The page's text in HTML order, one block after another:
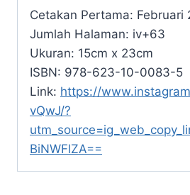
Cetakan Pertama: Februari
Jumlah Halaman: iv+63
Ukuran: 15cm x 23cm
ISBN: 978-623-10-0083-5
Link: https://
vQwJ/?
BiNWFlZA==